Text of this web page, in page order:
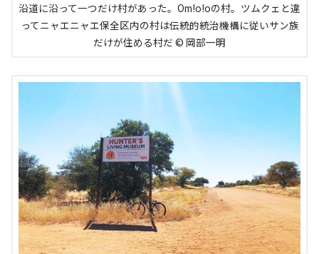
沿道に沿って一つだけ村があった。Om!o!oの村。ツムクェと違
ってニャエニャエ保全区内の村は伝統的統治機構に従いサン族
だけが住める村だ © 岡部一明